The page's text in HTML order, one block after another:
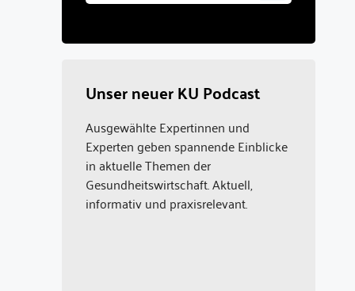
Unser neuer KU Podcast
Ausgewählte Expertinnen und
Experten geben spannende Einblicke
in aktuelle Themen der
Gesundheitswirtschaft. Aktuell,
informativ und praxisrelevant.